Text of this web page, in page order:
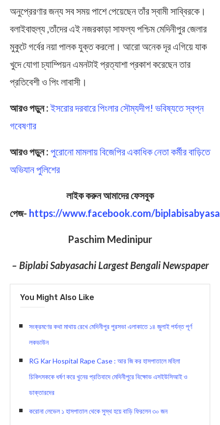
অনুপ্রেরণার জন্য সব সময় পাশে পেয়েছেন তাঁর স্বামী সাব্বিরকে।
বলাইবাহুল্য ,তাঁদের এই নজরকাড়া সাফল্য পশ্চিম মেদিনীপুর জেলার
মুকুটে গর্বের নয়া পালক যুক্ত করলো। আরো অনেক দূর এগিয়ে যাক
খুদে যোগা চ্যাম্পিয়ন এমনটাই প্রত্যাশা প্রকাশ করেছেন তার
প্রতিবেশী ও পিং লাবাসী।
আরও পড়ুন : ইসরোর দরবারে পিংলার সৌম্যদীপ! ভবিষ্যতে স্বপ্ন
গবেষণার
আরও পড়ুন : পুরোনো মামলায় বিজেপির একাধিক নেতা কর্মীর বাড়িতে
অভিযান পুলিশের
লাইক করুন আমাদের ফেসবুক
পেজ- https://www.facebook.com/
Paschim Medinipur
– Biplabi Sabyasachi Largest Bengali Newspaper
You Might Also Like
সংক্রমণের কথা মাথায় রেখে মেদিনীপুর পুরসভা এলাকাতে ১৪ জুলাই পর্যন্ত পূর্ণ
লকডাউন
RG Kar Hospital Rape Case : আর জি কর হাসপাতালে মহিলা
চিকিৎসককে ধর্ষণ করে খুনের প্রতিবাদে মেদিনীপুরে বিক্ষোভ এসইউসিআই ও
ডাক্তারদের
করোনা লেভেল ১ হাসপাতাল থেকে সুস্থ হয়ে বাড়ি ফিরলেন ৩০ জন